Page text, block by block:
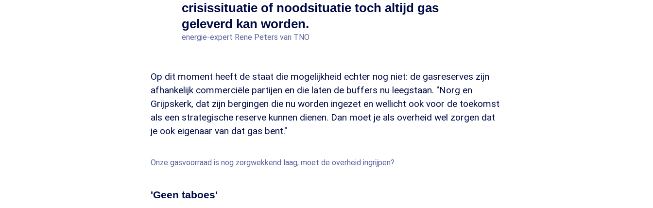
crisissituatie of noodsituatie toch altijd gas
geleverd kan worden.
energie-expert Rene Peters van TNO
Op dit moment heeft de staat die mogelijkheid echter nog niet: de gasreserves zijn
afhankelijk commerciële partijen en die laten de buffers nu leegstaan. "Norg en
Grijpskerk, dat zijn bergingen die nu worden ingezet en wellicht ook voor de toekomst
als een strategische reserve kunnen dienen. Dan moet je als overheid wel zorgen dat
je ook eigenaar van dat gas bent."
Onze gasvoorraad is nog zorgwekkend laag, moet de overheid ingrijpen?
'Geen taboes'